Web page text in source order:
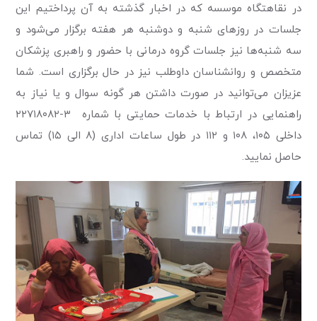
در نقاهتگاه موسسه که در اخبار گذشته به آن پرداختیم این
جلسات در روزهای شنبه و دوشنبه هر هفته برگزار می‌شود و
سه شنبه‌ها نیز جلسات گروه درمانی با حضور و راهبری پزشکان
متخصص و روانشناسان داوطلب نیز در حال برگزاری است. شما
عزیزان می‌توانید در صورت داشتن هر گونه سوال و یا نیاز به
راهنمایی در ارتباط با خدمات حمایتی با شماره ۳-۲۲۷۱۸۰۸۲
داخلی ۱۰۵، ۱۰۸ و ۱۱۲ در طول ساعات اداری (۸ الی ۱۵) تماس
حاصل نمایید.